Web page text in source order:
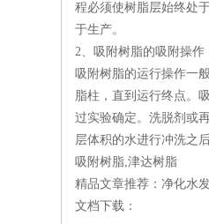
程必须使树脂层始终处
于生产。
2、吸附树脂的吸附操作
吸附树脂的运行操作一
脂柱，直到运行终点。
过实验确定。洗脱剂或
层体积的水进行冲洗之
吸附树脂,津达树脂
精品文章推荐：净化水
文档下载：